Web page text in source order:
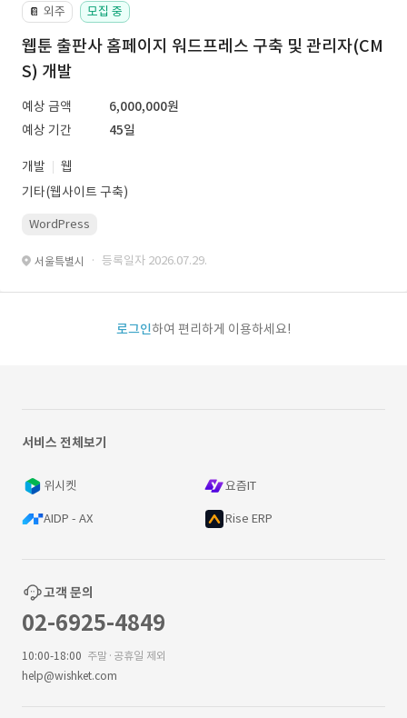
📔 외주 모집 중
웹툰 출판사 홈페이지 워드프레스 구축 및 관리자(CM
S) 개발
예상 금액
6,000,000원
예상 기간
45일
개발
웹
기타(웹사이트 구축)
WordPress
서울특별시 · 등록일자 2026.07.29.
로그인하여 편리하게 이용하세요!
서비스 전체보기
위시켓 요즘IT
AIDP - AX Rise ERP
고객 문의
02-6925-4849
10:00-18:00 주말·공휴일 제외
help@wishket.com